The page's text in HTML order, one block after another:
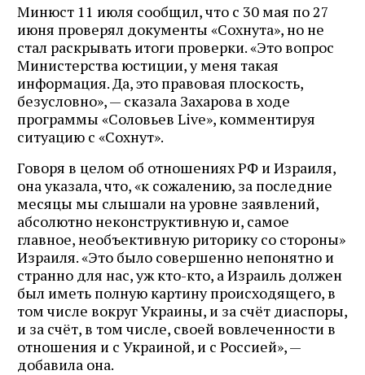
Минюст 11 июля сообщил, что с 30 мая по 27
июня проверял документы «Сохнута», но не
стал раскрывать итоги проверки. «Это вопрос
Министерства юстиции, у меня такая
информация. Да, это правовая плоскость,
безусловно», — сказала Захарова в ходе
программы «Соловьев Live», комментируя
ситуацию с «Сохнут».
Говоря в целом об отношениях РФ и Израиля,
она указала, что, «к сожалению, за последние
месяцы мы слышали на уровне заявлений,
абсолютно неконструктивную и, самое
главное, необъективную риторику со стороны»
Израиля. «Это было совершенно непонятно и
странно для нас, уж кто-кто, а Израиль должен
был иметь полную картину происходящего, в
том числе вокруг Украины, и за счёт диаспоры,
и за счёт, в том числе, своей вовлеченности в
отношения и с Украиной, и с Россией», —
добавила она.